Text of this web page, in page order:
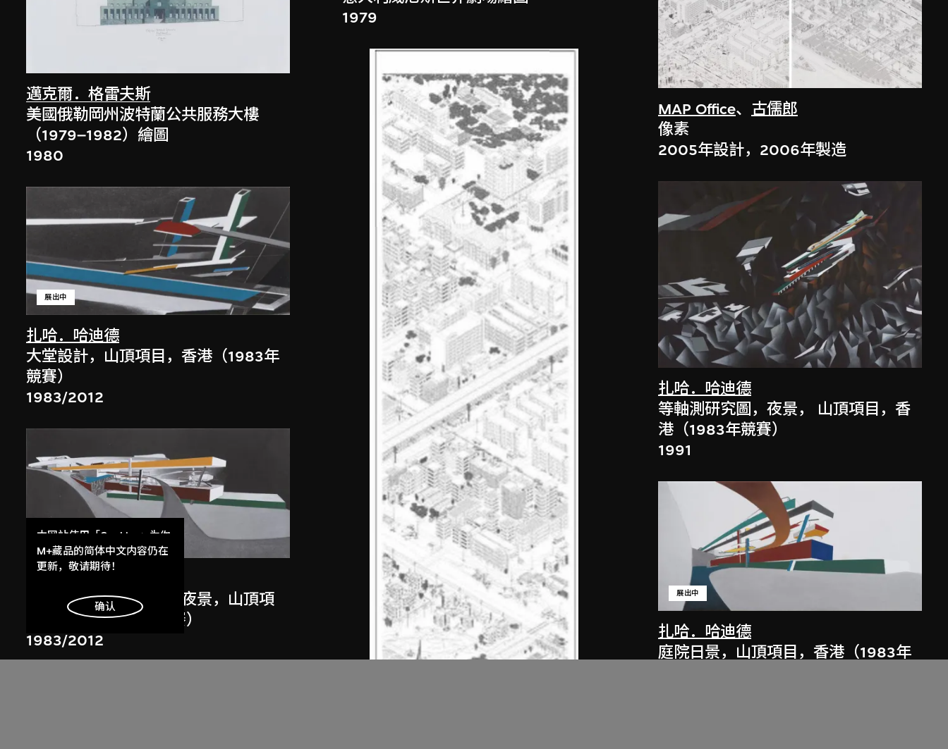
邁克爾．格雷夫斯
美國俄勒岡州波特蘭公共服務大樓
（1979–1982）繪圖
1980
扎哈．哈迪德
展出中
大堂設計，山頂項目，香港（1983年
競賽）
1983/2012
斜坡入口／坡度入口，夜景，山頂項
目，香港（1983年競賽）
1983/2012
1979
MAP Office、 古儒郎
像素
2005年設計，2006年製造
扎哈．哈迪德
等軸測研究圖，夜景， 山頂項目，香
港（1983年競賽）
1991
扎哈．哈迪德
展出中
庭院日景，山頂項目，香港（1983年
本网站使用「Cookies」为你
提供最好的网站体验。
了解更多
明白
M+藏品的简体中文内容仍在
更新，敬请期待！
确认